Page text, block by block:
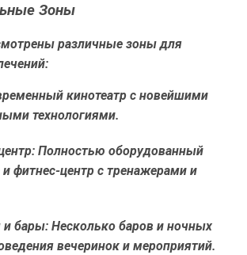
Зоны
различные зоны для
кинотеатр с новейшими
технологиями.
Полностью оборудованный
фитнес-центр с тренажерами и
бары: Несколько баров и ночных
вечеринок и мероприятий.